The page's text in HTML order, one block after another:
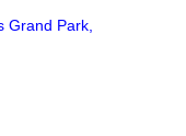
Grand Park